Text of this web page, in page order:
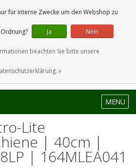
0 Artikel
MENU
Lite
| 40cm |
| 164MLEA041
für interne Zwecke um den Webshop zu
Ja Nein
beachten Sie bitte unsere
»